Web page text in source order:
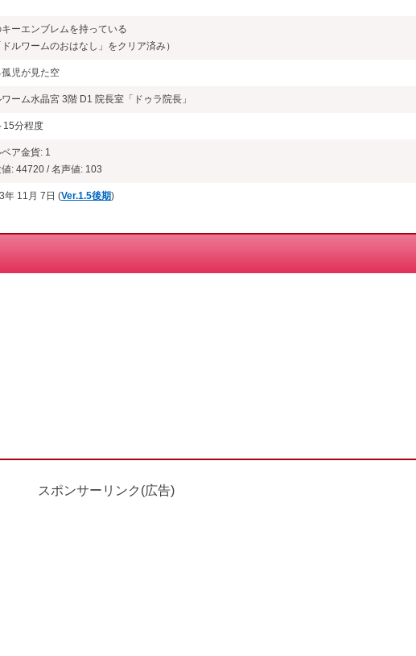
ーエンブレムを持っている
ドルワームのおはなし」をクリア済み）
児が見た空
ワーム水晶宮 3階 D1 院長室「ドゥラ院長」
15分程度
ア金貨: 1
: 44720 / 名声値: 103
年 11月 7日 (Ver.1.5後期)
スポンサーリンク(広告)